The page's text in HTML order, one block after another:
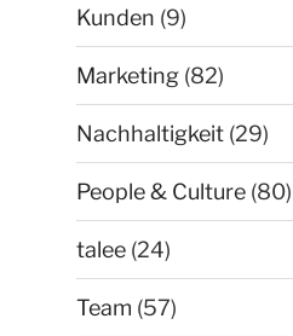
Kunden (9)
Marketing (82)
Nachhaltigkeit (29)
People & Culture (80)
talee (24)
Team (57)